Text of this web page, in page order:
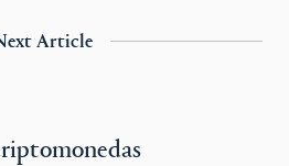
Article